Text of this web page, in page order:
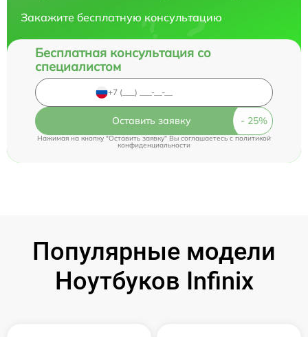
Закажите бесплатную консультацию
Бесплатная консультация со
специалистом
Оставить заявку
Нажимая на кнопку "Оставить заявку" Вы соглашаетесь cполитикой
конфиденциальности
Популярные модели
Ноутбуков Infinix